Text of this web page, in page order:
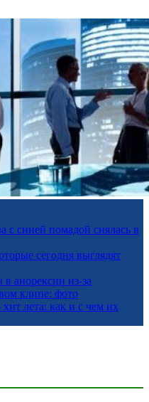
с синей помадой снялась в
сегодня выглядят
анорексии из-за
клипе: фото
лета: как и с чем их